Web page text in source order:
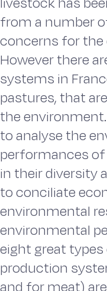
from a number
concerns for
However there
systems in
pastures, that
the
to analyse the
performances
in their diversity
to conciliate
environmental
environmental
eight great
production